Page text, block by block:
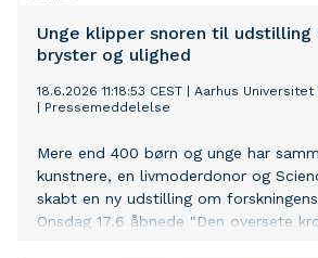
Unge klipper snoren til udstilling
bryster og ulighed
18.6.2026 11:18:53 CEST
Aarhus
Pressemeddelelse
Mere end 400 børn og unge har
kunstnere, en livmoderdonor og
skabt en ny udstilling om
Onsdag 17.6 åbnede "Den oversete